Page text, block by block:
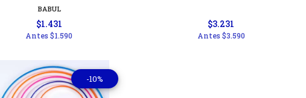
BABUL
$1.431
Antes$1.590
$3.231
Antes$3.590
-10%